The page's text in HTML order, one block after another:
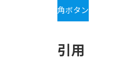
角ボタン
引用